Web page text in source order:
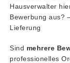
Hausverwalter
Bewerbung aus?
Lieferung
Sind mehrere
professionelles